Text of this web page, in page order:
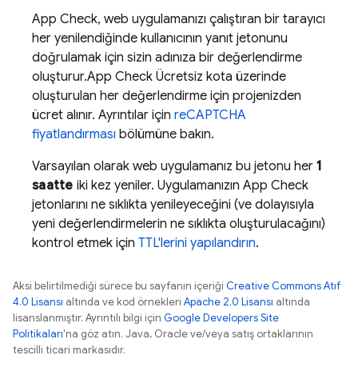
App Check, web uygulamanızı çalıştıran bir tarayıcı
her yenilendiğinde kullanıcının yanıt jetonunu
doğrulamak için sizin adınıza bir değerlendirme
oluşturur.App Check Ücretsiz kota üzerinde
oluşturulan her değerlendirme için projenizden
ücret alınır. Ayrıntılar için reCAPTCHA
fiyatlandırması bölümüne bakın.
Varsayılan olarak web uygulamanız bu jetonu her 1
saatte iki kez yeniler. Uygulamanızın App Check
jetonlarını ne sıklıkta yenileyeceğini (ve dolayısıyla
yeni değerlendirmelerin ne sıklıkta oluşturulacağını)
kontrol etmek için TTL'lerini yapılandırın.
Aksi belirtilmediği sürece bu sayfanın içeriği Creative Commons Atıf
4.0 Lisansı altında ve kod örnekleri Apache 2.0 Lisansı altında
lisanslanmıştır. Ayrıntılı bilgi için Google Developers Site
Politikaları'na göz atın. Java, Oracle ve/veya satış ortaklarının
tescilli ticari markasıdır.